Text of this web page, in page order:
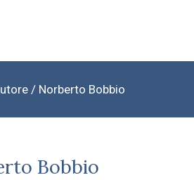
/ Norberto Bobbio
Bobbio